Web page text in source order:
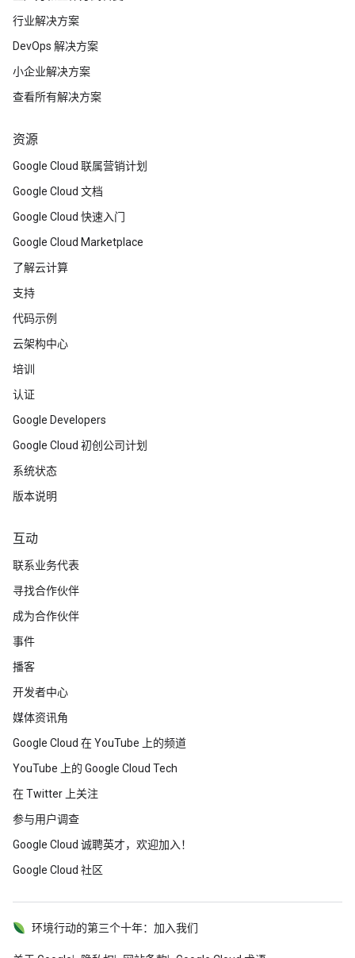
行业解决方案
DevOps 解决方案
小企业解决方案
查看所有解决方案
资源
Google Cloud 联属营销计划
Google Cloud 文档
Google Cloud 快速入门
Google Cloud Marketplace
了解云计算
支持
代码示例
云架构中心
培训
认证
Google Developers
Google Cloud 初创公司计划
系统状态
版本说明
互动
联系业务代表
寻找合作伙伴
成为合作伙伴
事件
播客
开发者中心
媒体资讯角
Google Cloud 在 YouTube 上的频道
YouTube 上的 Google Cloud Tech
在 Twitter 上关注
参与用户调查
Google Cloud 诚聘英才，欢迎加入！
Google Cloud 社区
环境行动的第三个十年：加入我们